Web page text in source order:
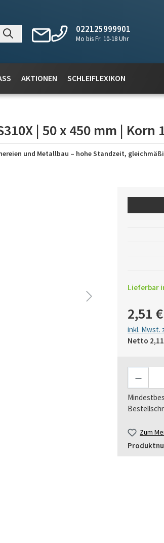
022125999901
Mo bis Fr: 10-18 Uhr
AKTIONEN SCHLEIFLEXIKON
| 50 x 450 mm | Korn
und Metallbau – hohe Standzeit,
Lieferbar
2,51 €
inkl. Mwst.
Netto
Zum